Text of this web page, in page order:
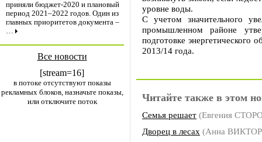
приняли бюджет-2020 и плановый
период 2021–2022 годов. Один из
главных приоритетов документа –
…
Все новости
[stream=16]
в потоке отсутствуют показы
рекламных блоков, назначьте показы,
или отключите поток
уровне воды.
С учетом значительного
промышленном районе
подготовке энергетического
2013/14 года.
Читайте также в этом
Семья решает (Евгения
Дворец в лесах (Анна